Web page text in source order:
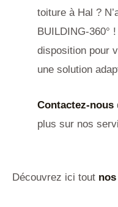
toiture à Hal ?
BUILDING-360°
disposition pour
une solution
Contactez-nous
plus sur nos
Découvrez ici tout